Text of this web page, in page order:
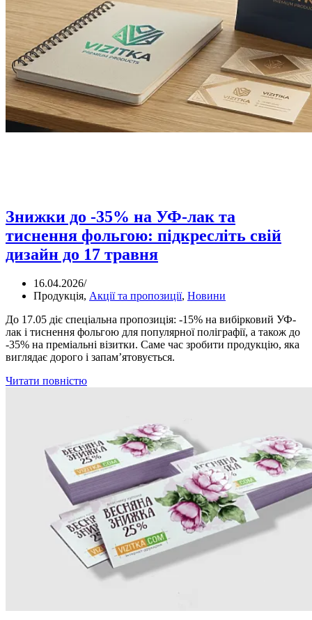
Знижки до -35% на УФ-лак та
тиснення фольгою: підкресліть свій
дизайн до 17 травня
16.04.2026/
Продукція, Акції та пропозиції, Новини
До 17.05 діє спеціальна пропозиція: -15% на вибірковий УФ-
лак і тиснення фольгою для популярної поліграфії, а також до
-35% на преміальні візитки. Саме час зробити продукцію, яка
виглядає дорого і запам’ятовується.
Читати повністю